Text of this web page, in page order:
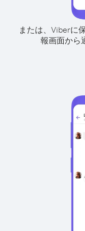
または、Viberに
報画面から